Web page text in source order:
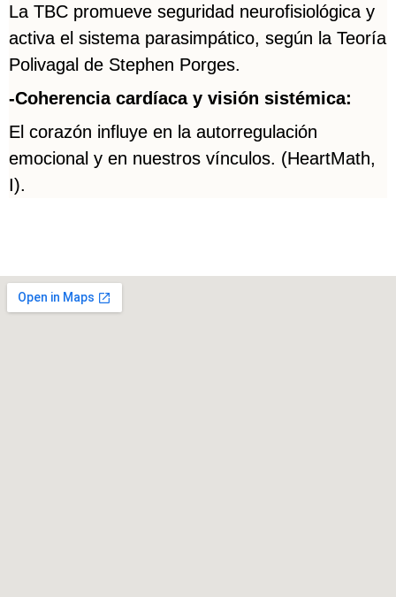
La TBC promueve seguridad neurofisiológica y
activa el sistema parasimpático, según la Teoría
Polivagal de Stephen Porges.
-Coherencia cardíaca y visión sistémica:
El corazón influye en la autorregulación
emocional y en nuestros vínculos. (HeartMath,
I).